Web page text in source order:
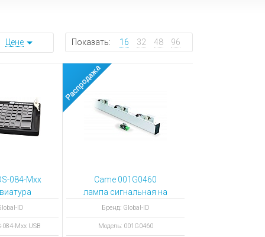
Показать: 16 32 48 96
Цене
084-Mxx
128757
ID
084-Mxx USB
Came 001G0460
лампа сигнальная на
стрелу
Бренд: Global-ID
Модель: 001G0460